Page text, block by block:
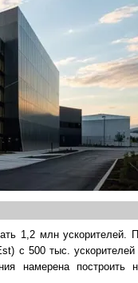
1,2 млн ускорителей.
с 500 тыс. ускорителей
намерена построить